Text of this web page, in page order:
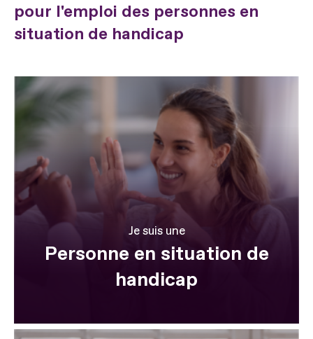
pour l'emploi des personnes en
situation de handicap
Je suis une
Personne en situation de
handicap